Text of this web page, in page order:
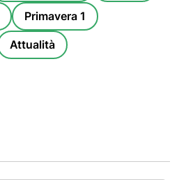
Primavera 1
Attualità